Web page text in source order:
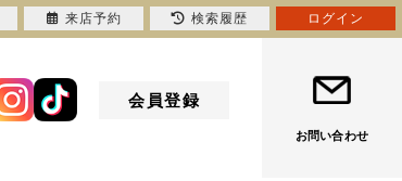
会員登録
お問い合わせ
来店予約 検索履歴 ログイン